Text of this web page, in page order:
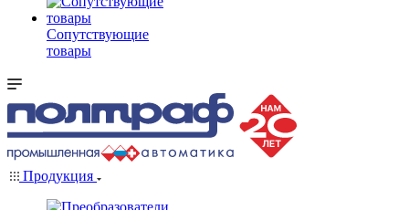
Сопутствующие
товары
Продукция